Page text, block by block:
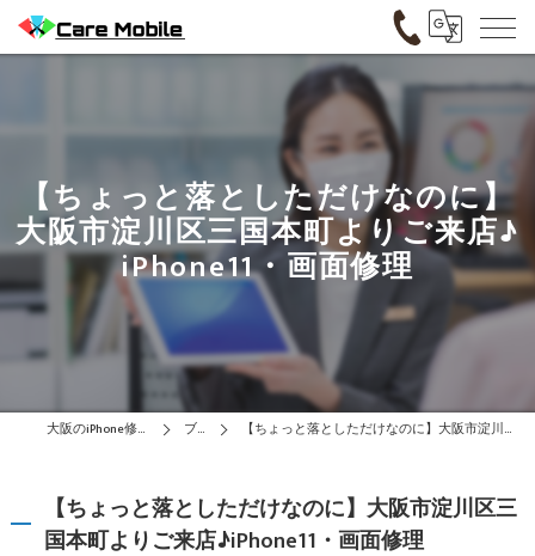
【ちょっと落としただけなのに】
大阪市淀川区三国本町よりご来店♪
iPhone11・画面修理
大阪のiPhone修理はCare Mobile ブログ 【ちょっと落としただけなのに】大阪市淀川区三国本町よりご来店♪iPhone11・画面修理
【ちょっと落としただけなのに】大阪市淀川区三
国本町よりご来店♪iPhone11・画面修理